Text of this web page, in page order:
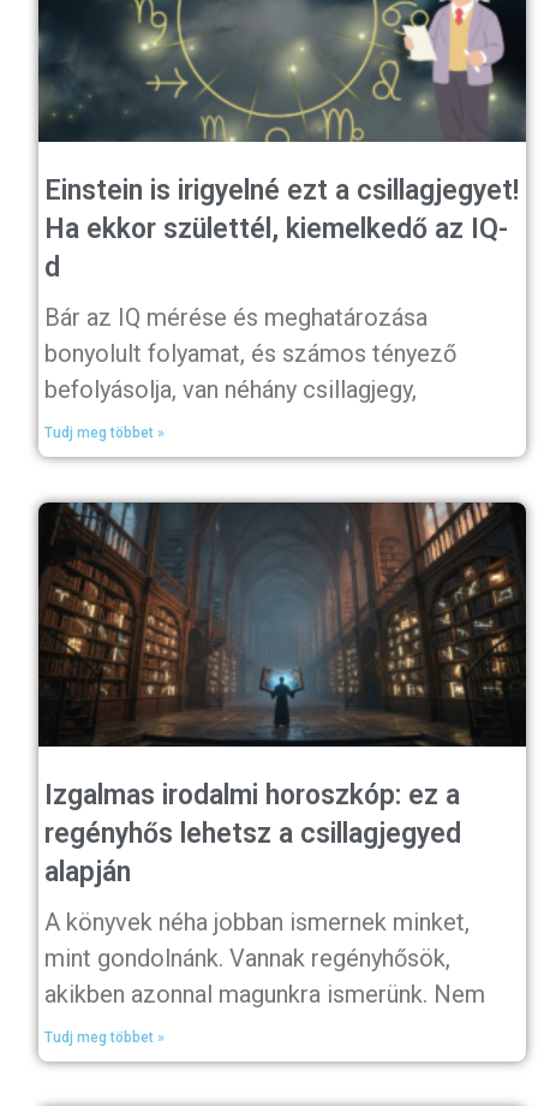
Einstein is irigyelné ezt a csillagjegyet!
Ha ekkor születtél, kiemelkedő az IQ-
d
Bár az IQ mérése és meghatározása
bonyolult folyamat, és számos tényező
befolyásolja, van néhány csillagjegy,
Tudj meg többet »
Izgalmas irodalmi horoszkóp: ez a
regényhős lehetsz a csillagjegyed
alapján
A könyvek néha jobban ismernek minket,
mint gondolnánk. Vannak regényhősök,
akikben azonnal magunkra ismerünk. Nem
Tudj meg többet »